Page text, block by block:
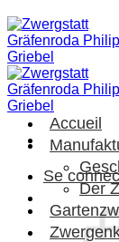
Passer
au
contenu
Se
Accueil
Der